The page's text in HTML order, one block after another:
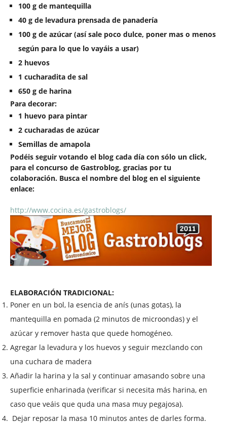
100 g de mantequilla
40 g de levadura prensada de panadería
100 g de azúcar (así sale poco dulce, poner mas o menos
según para lo que lo vayáis a usar)
2 huevos
1 cucharadita de sal
650 g de harina
Para decorar:
1 huevo para pintar
2 cucharadas de azúcar
Semillas de amapola
Podéis seguir votando el blog cada día con sólo un click,
para el concurso de Gastroblog, gracias por tu
colaboración. Busca el nombre del blog en el siguiente
enlace:
http://www.cocina.es/gastroblogs/
ELABORACIÓN TRADICIONAL:
Poner en un bol, la esencia de anís (unas gotas), la
mantequilla en pomada (2 minutos de microondas) y el
azúcar y remover hasta que quede homogéneo.
Agregar la levadura y los huevos y seguir mezclando con
una cuchara de madera
Añadir la harina y la sal y continuar amasando sobre una
superficie enharinada (verificar si necesita más harina, en
caso que veáis que quda una masa muy pegajosa).
Dejar reposar la masa 10 minutos antes de darles forma.